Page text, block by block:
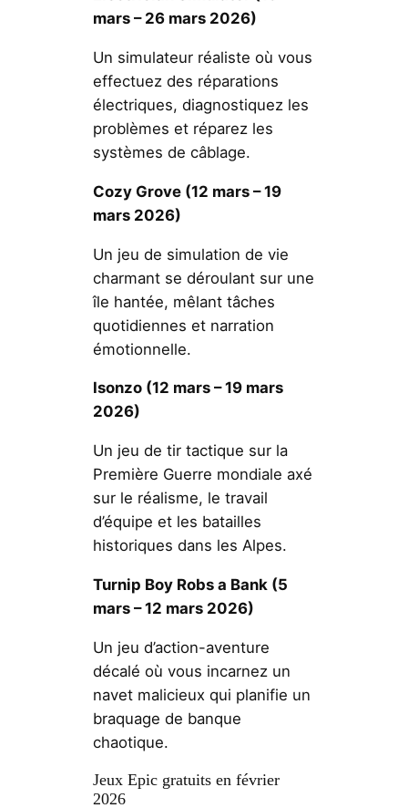
mars – 26 mars 2026)
Un simulateur réaliste où vous
effectuez des réparations
électriques, diagnostiquez les
problèmes et réparez les
systèmes de câblage.
Cozy Grove (12 mars – 19
mars 2026)
Un jeu de simulation de vie
charmant se déroulant sur une
île hantée, mêlant tâches
quotidiennes et narration
émotionnelle.
Isonzo (12 mars – 19 mars
2026)
Un jeu de tir tactique sur la
Première Guerre mondiale axé
sur le réalisme, le travail
d’équipe et les batailles
historiques dans les Alpes.
Turnip Boy Robs a Bank (5
mars – 12 mars 2026)
Un jeu d’action-aventure
décalé où vous incarnez un
navet malicieux qui planifie un
braquage de banque
chaotique.
Jeux Epic gratuits en février
2026